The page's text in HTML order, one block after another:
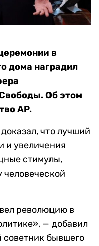
в
дома наградил
Об этом
AP.
что лучший
и увеличения
стимулы,
революцию в
— добавил
бывшего